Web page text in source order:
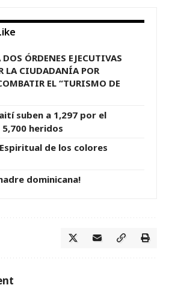
ÓRDENES EJECUTIVAS
LA CIUDADANÍA POR
EL “TURISMO DE
suben a 1,297 por el
heridos
de los colores
dominicana!